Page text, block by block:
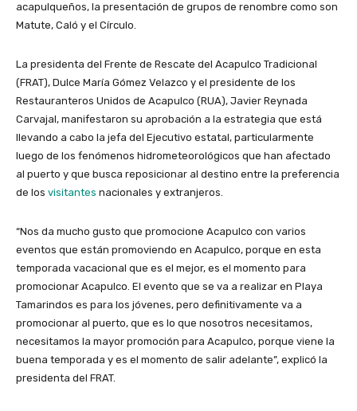
acapulqueños, la presentación de grupos de renombre como son
Matute, Caló y el Círculo.
La presidenta del Frente de Rescate del Acapulco Tradicional
(FRAT), Dulce María Gómez Velazco y el presidente de los
Restauranteros Unidos de Acapulco (RUA), Javier Reynada
Carvajal, manifestaron su aprobación a la estrategia que está
llevando a cabo la jefa del Ejecutivo estatal, particularmente
luego de los fenómenos hidrometeorológicos que han afectado
al puerto y que busca reposicionar al destino entre la preferencia
de los visitantes nacionales y extranjeros.
“Nos da mucho gusto que promocione Acapulco con varios
eventos que están promoviendo en Acapulco, porque en esta
temporada vacacional que es el mejor, es el momento para
promocionar Acapulco. El evento que se va a realizar en Playa
Tamarindos es para los jóvenes, pero definitivamente va a
promocionar al puerto, que es lo que nosotros necesitamos,
necesitamos la mayor promoción para Acapulco, porque viene la
buena temporada y es el momento de salir adelante”, explicó la
presidenta del FRAT.